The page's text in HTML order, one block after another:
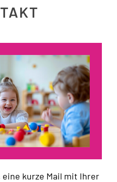
kurze Mail mit Ihrer